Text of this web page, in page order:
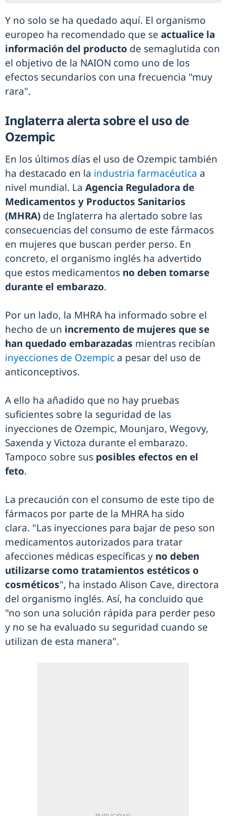
Y no solo se ha quedado aquí. El organismo
europeo ha recomendado que se actualice la
información del producto de semaglutida con
el objetivo de la NAION como uno de los
efectos secundarios con una frecuencia "muy
rara".
Inglaterra alerta sobre el uso de
Ozempic
En los últimos días el uso de Ozempic también
ha destacado en la industria farmacéutica a
nivel mundial. La Agencia Reguladora de
Medicamentos y Productos Sanitarios
(MHRA) de Inglaterra ha alertado sobre las
consecuencias del consumo de este fármacos
en mujeres que buscan perder perso. En
concreto, el organismo inglés ha advertido
que estos medicamentos no deben tomarse
durante el embarazo.
Por un lado, la MHRA ha informado sobre el
hecho de un incremento de mujeres que se
han quedado embarazadas mientras recibían
inyecciones de Ozempic a pesar del uso de
anticonceptivos.
A ello ha añadido que no hay pruebas
suficientes sobre la seguridad de las
inyecciones de Ozempic, Mounjaro, Wegovy,
Saxenda y Victoza durante el embarazo.
Tampoco sobre sus posibles efectos en el
feto.
La precaución con el consumo de este tipo de
fármacos por parte de la MHRA ha sido
clara. "Las inyecciones para bajar de peso son
medicamentos autorizados para tratar
afecciones médicas específicas y no deben
utilizarse como tratamientos estéticos o
cosméticos", ha instado Alison Cave, directora
del organismo inglés. Así, ha concluido que
"no son una solución rápida para perder peso
y no se ha evaluado su seguridad cuando se
utilizan de esta manera".